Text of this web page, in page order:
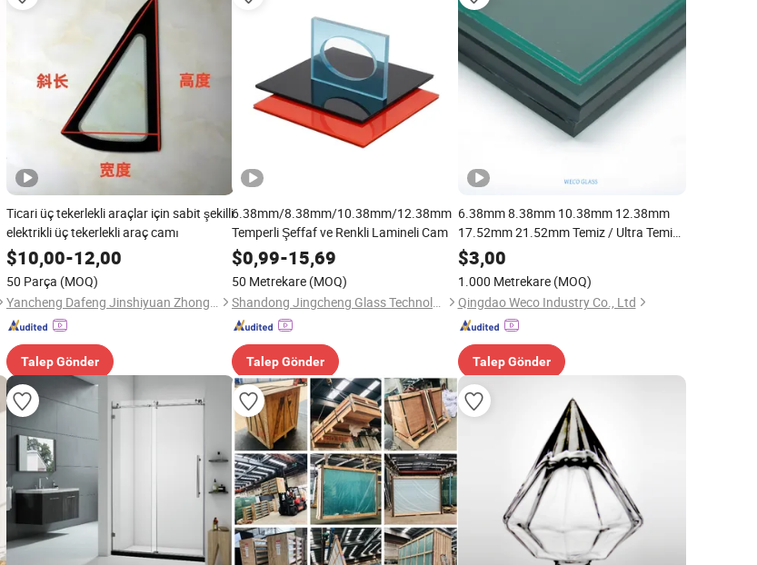
Ticari üç tekerlekli araçlar için sabit şekilli
elektrikli üç tekerlekli araç camı
$10,00-12,00
50 Parça (MOQ)
Yancheng Dafeng Jinshiyuan Zhongbo Handicraft Co., Ltd.
Talep Gönder
6.38mm/8.38mm/10.38mm/12.38mm
Temperli Şeffaf ve Renkli Lamineli Cam
$0,99-15,69
50 Metrekare (MOQ)
Shandong Jingcheng Glass Technology Co., Ltd.
Talep Gönder
6.38mm 8.38mm 10.38mm 12.38mm
17.52mm 21.52mm Temiz / Ultra Temiz
Gri Renkli PVB EVA Temperli
Sertleştirilmiş Kenar Parlatılmış /
Güvenlik / Cam Korkuluk Lamineli Cam
$3,00
1.000 Metrekare (MOQ)
Qingdao Weco Industry Co., Ltd
Talep Gönder